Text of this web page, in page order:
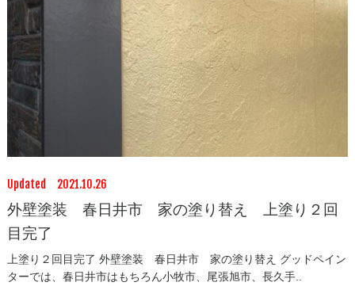
Updated 2021.10.26
外壁塗装 春日井市 家の塗り替え 上塗り２回
目完了
上塗り２回目完了 外壁塗装 春日井市 家の塗り替え グッドペイン
ターでは、春日井市はもちろん小牧市、尾張旭市、長久手..